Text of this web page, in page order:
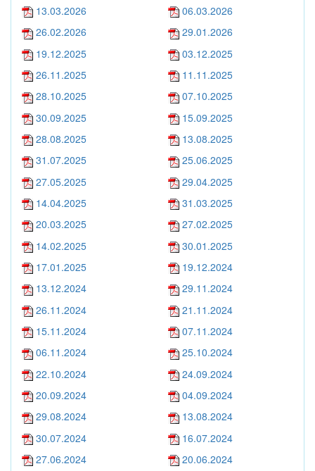
13.03.2026
06.03.2026
26.02.2026
29.01.2026
19.12.2025
03.12.2025
26.11.2025
11.11.2025
28.10.2025
07.10.2025
30.09.2025
15.09.2025
28.08.2025
13.08.2025
31.07.2025
25.06.2025
27.05.2025
29.04.2025
14.04.2025
31.03.2025
20.03.2025
27.02.2025
14.02.2025
30.01.2025
17.01.2025
19.12.2024
13.12.2024
29.11.2024
26.11.2024
21.11.2024
15.11.2024
07.11.2024
06.11.2024
25.10.2024
22.10.2024
24.09.2024
20.09.2024
04.09.2024
29.08.2024
13.08.2024
30.07.2024
16.07.2024
27.06.2024
20.06.2024